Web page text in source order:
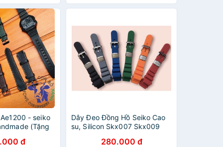
- seiko
(Tặng
đ
Dây Đeo Đồng Hồ Seiko Cao
su, Silicon Skx007 Skx009
280.000 đ